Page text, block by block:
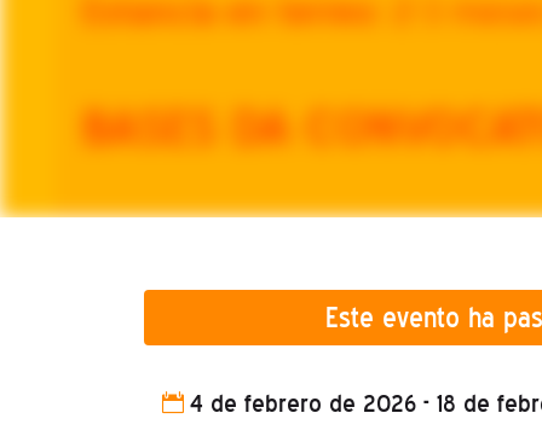
Este evento ha
4 de febrero de 2026 - 18 de